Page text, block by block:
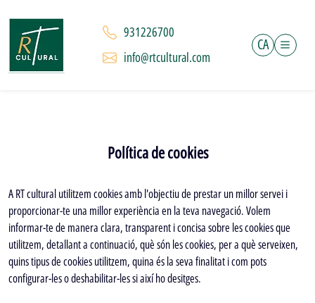
931226700
info@rtcultural.com
CA
Política de cookies
A RT cultural utilitzem cookies amb l'objectiu de prestar un millor servei i
proporcionar-te una millor experiència en la teva navegació. Volem
informar-te de manera clara, transparent i concisa sobre les cookies que
utilitzem, detallant a continuació, què són les cookies, per a què serveixen,
quins tipus de cookies utilitzem, quina és la seva finalitat i com pots
configurar-les o deshabilitar-les si així ho desitges.